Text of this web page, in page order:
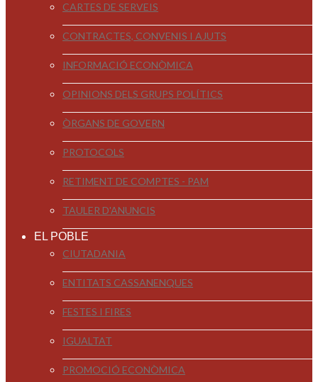
CARTES DE SERVEIS
CONTRACTES, CONVENIS I AJUTS
INFORMACIÓ ECONÒMICA
OPINIONS DELS GRUPS POLÍTICS
ÒRGANS DE GOVERN
PROTOCOLS
RETIMENT DE COMPTES - PAM
TAULER D'ANUNCIS
EL POBLE
CIUTADANIA
ENTITATS CASSANENQUES
FESTES I FIRES
IGUALTAT
PROMOCIÓ ECONÒMICA